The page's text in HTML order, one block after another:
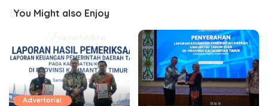
You Might also Enjoy
Advertorial